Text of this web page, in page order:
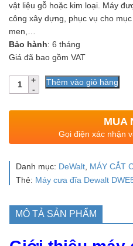
vật liệu gỗ hoặc kim loại. Máy
công xây dựng, phục vụ cho
men,…
Bảo hành: 6 tháng
Giá đã bao gồm VAT
Số
lượng
Thêm vào giỏ hàng
MUA
Gọi điện xác nhận
Danh mục: DeWalt MÁY CẮT
Thẻ: Máy cưa đĩa Dewalt
MÔ TẢ SẢN PHẨM